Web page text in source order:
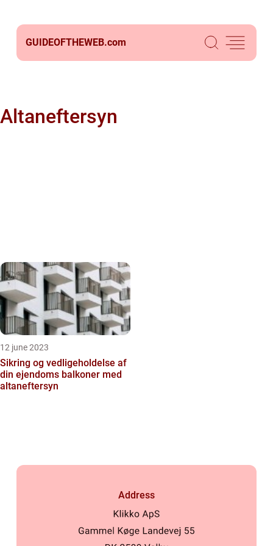
GUIDEOFTHEWEB.com
Altaneftersyn
12 june 2023
Sikring og vedligeholdelse af
din ejendoms balkoner med
altaneftersyn
Address